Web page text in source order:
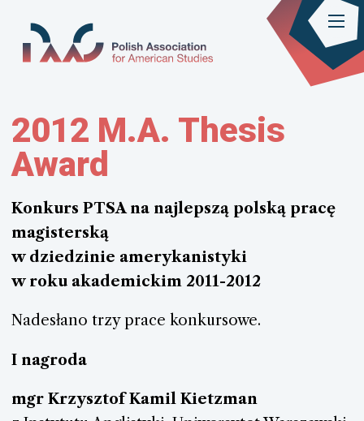
2012 M.A. Thesis
Award
Konkurs PTSA na najlepszą polską pracę
magisterską
w dziedzinie amerykanistyki
w roku akademickim 2011-2012
Nadesłano trzy prace konkursowe.
I nagroda
mgr Krzysztof Kamil Kietzman